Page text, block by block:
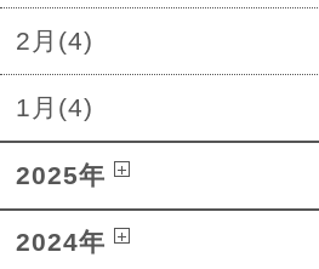
2月(4)
1月(4)
2025年
2024年